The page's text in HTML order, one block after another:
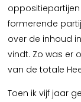
formerende
over de inhoud
vindt. Zo was er
van de totale
Toen ik vijf jaar